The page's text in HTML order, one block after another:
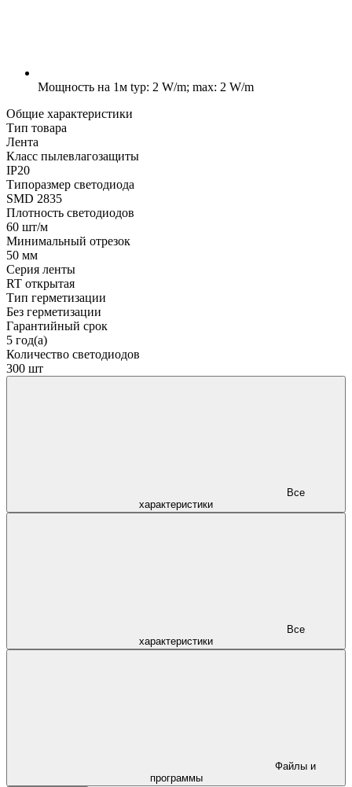
Мощность на 1м typ: 2 W/m; max: 2 W/m
Общие характеристики
Тип товара
Лента
Класс пылевлагозащиты
IP20
Типоразмер светодиода
SMD 2835
Плотность светодиодов
60 шт/м
Минимальный отрезок
50 мм
Серия ленты
RT открытая
Тип герметизации
Без герметизации
Гарантийный срок
5 год(а)
Количество светодиодов
300 шт
характеристики
характеристики
программы